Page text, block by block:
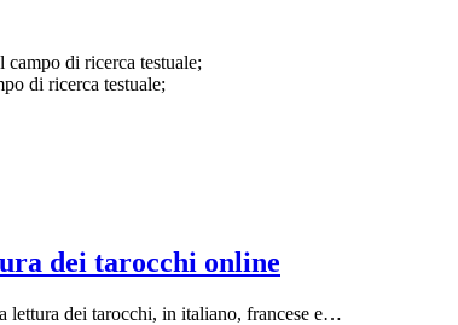
di ricerca testuale;
di ricerca testuale;
dei tarocchi online
lettura dei tarocchi, in italiano, francese e…